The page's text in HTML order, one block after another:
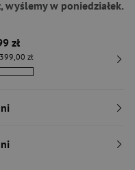
wyślemy w poniedziałek.
zł
zł